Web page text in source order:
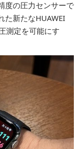
度の圧力センサーで
た新たなHUAWEI
測定を可能にす